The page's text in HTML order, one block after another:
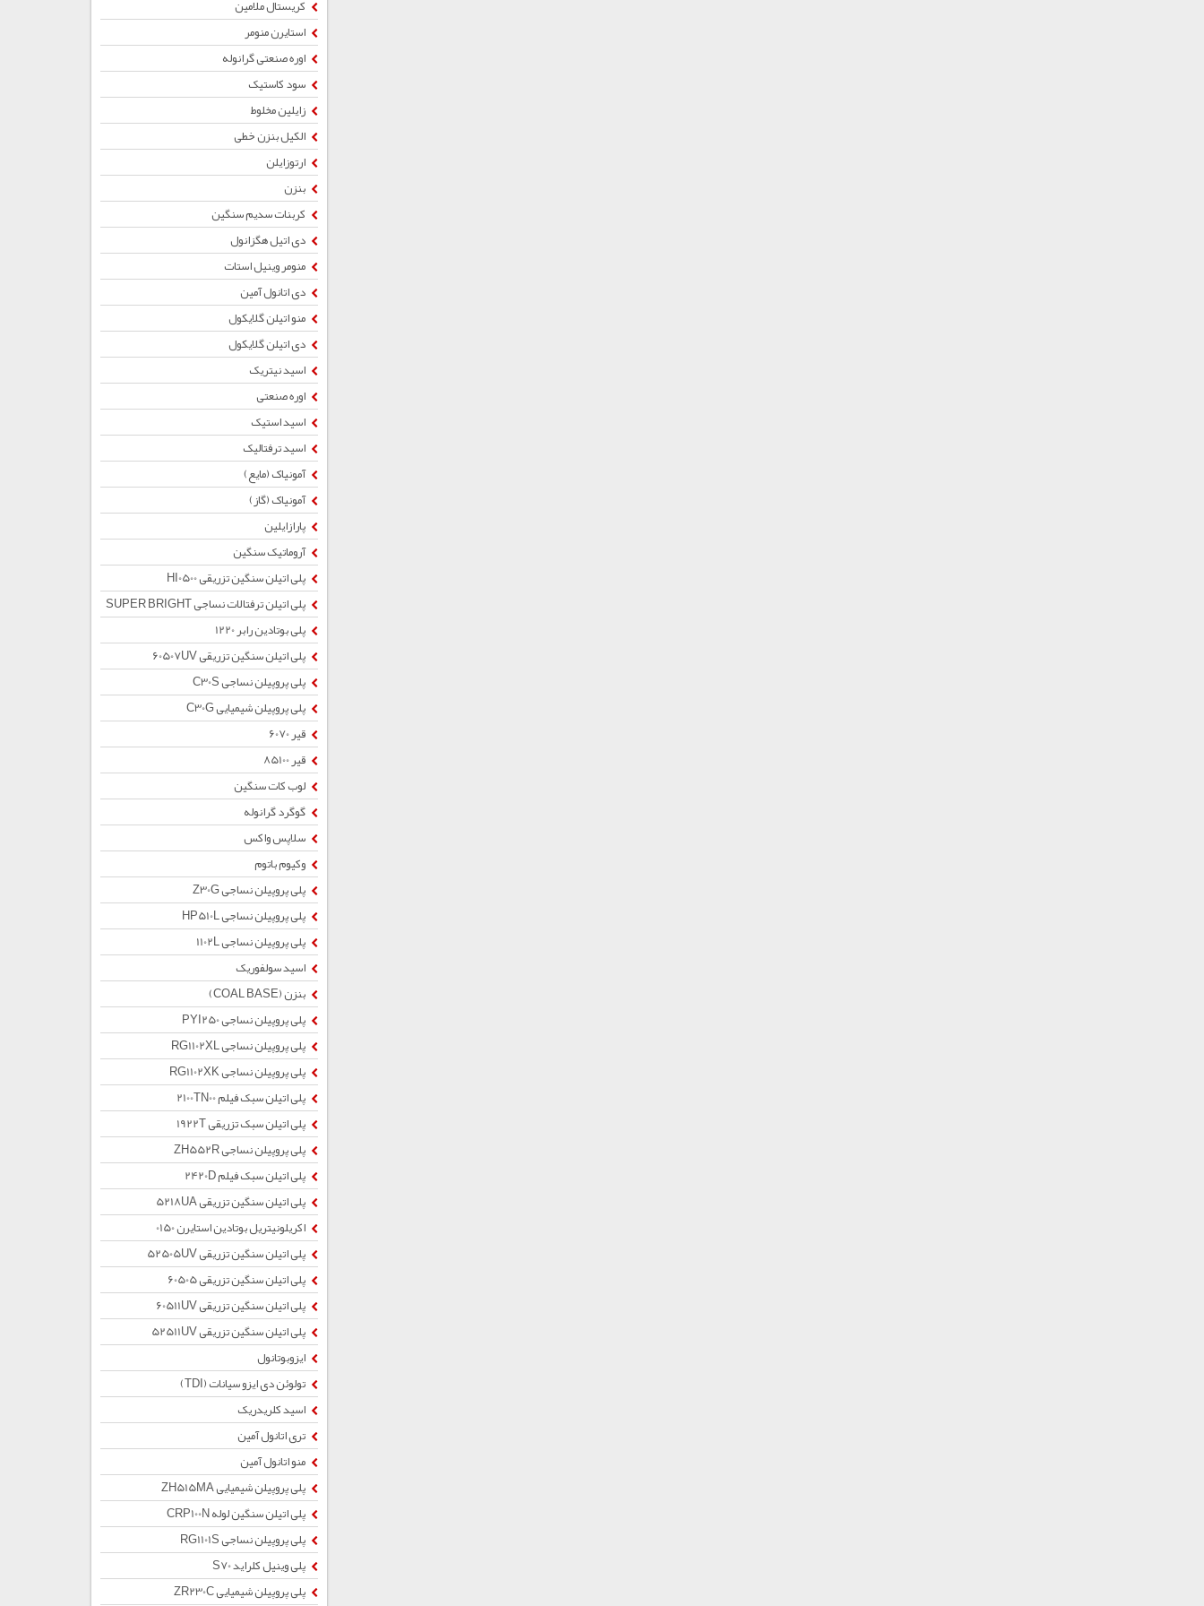
کریستال ملامین
استایرن منومر
اوره صنعتی گرانوله
سود کاستیک
زایلین مخلوط
الکیل بنزن خطی
ارتوزایلن
بنزن
کربنات سدیم سنگین
دی اتیل هگزانول
منومر وینیل استات
دی اتانول آمین
منو اتیلن گلایکول
دی اتیلن گلایکول
اسید نیتریک
اوره صنعتی
اسید استیک
اسید ترفتالیک
آمونیاک (مایع)
آمونیاک (گاز)
پارازایلین
آروماتیک سنگین
پلی اتیلن سنگین تزریقی HI0500
پلی اتیلن ترفتالات نساجی SUPER BRIGHT
پلی بوتادین رابر 1220
پلی اتیلن سنگین تزریقی 60507UV
پلی پروپیلن نساجی C30S
پلی پروپیلن شیمیایی C30G
قیر 6070
قیر 85100
لوب کات سنگین
گوگرد گرانوله
سلاپس واکس
وکیوم باتوم
پلی پروپیلن نساجی Z30G
پلی پروپیلن نساجی HP510L
پلی پروپیلن نساجی 1102L
اسید سولفوریک
بنزن (COAL BASE)
پلی پروپیلن نساجی PYI250
پلی پروپیلن نساجی RG1102XL
پلی پروپیلن نساجی RG1102XK
پلی اتیلن سبک فیلم 2100TN00
پلی اتیلن سبک تزریقی 1922T
پلی پروپیلن نساجی ZH552R
پلی اتیلن سبک فیلم 2420D
پلی اتیلن سنگین تزریقی 5218UA
اکریلونیتریل بوتادین استایرن 0150
پلی اتیلن سنگین تزریقی 52505UV
پلی اتیلن سنگین تزریقی 60505
پلی اتیلن سنگین تزریقی 60511UV
پلی اتیلن سنگین تزریقی 52511UV
ایزوبوتانول
تولوئن دی ایزو سیانات (TDI)
اسید کلریدریک
تری اتانول آمین
منو اتانول آمین
پلی پروپیلن شیمیایی ZH515MA
پلی اتیلن سنگین لوله CRP100N
پلی پروپیلن نساجی RG1101S
پلی وینیل کلراید S70
پلی پروپیلن شیمیایی ZR230C